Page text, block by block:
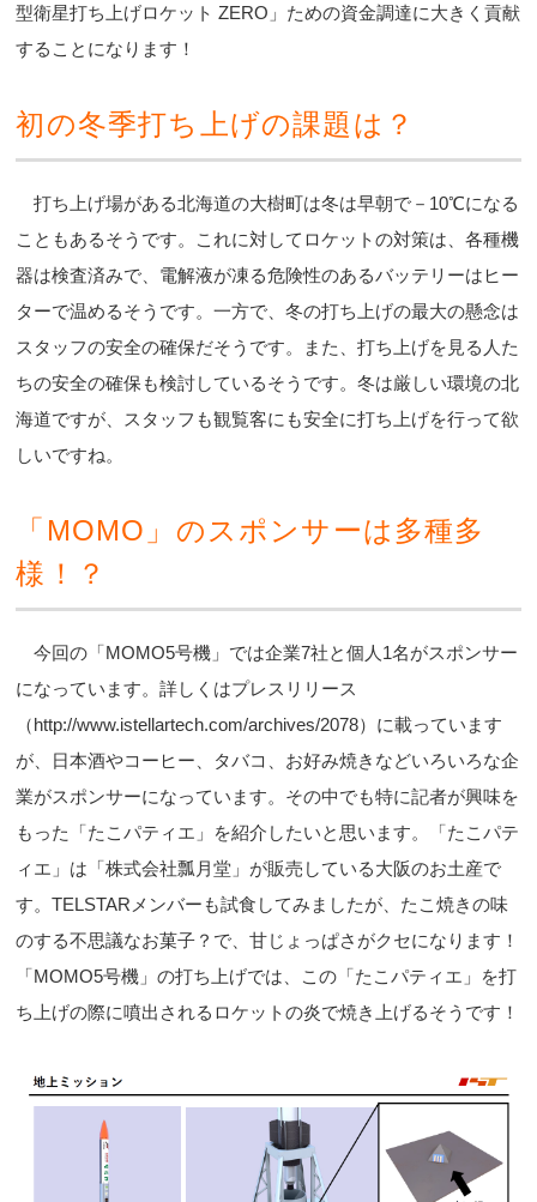
型衛星打ち上げロケット ZERO」ための資金調達に大きく貢献
することになります！
初の冬季打ち上げの課題は？
打ち上げ場がある北海道の大樹町は冬は早朝で－10℃になる
こともあるそうです。これに対してロケットの対策は、各種機
器は検査済みで、電解液が凍る危険性のあるバッテリーはヒー
ターで温めるそうです。一方で、冬の打ち上げの最大の懸念は
スタッフの安全の確保だそうです。また、打ち上げを見る人た
ちの安全の確保も検討しているそうです。冬は厳しい環境の北
海道ですが、スタッフも観覧客にも安全に打ち上げを行って欲
しいですね。
「MOMO」のスポンサーは多種多
様！？
今回の「MOMO5号機」では企業7社と個人1名がスポンサー
になっています。詳しくはプレスリリース
（http://www.istellartech.com/archives/2078）に載っています
が、日本酒やコーヒー、タバコ、お好み焼きなどいろいろな企
業がスポンサーになっています。その中でも特に記者が興味を
もった「たこパティエ」を紹介したいと思います。「たこパテ
ィエ」は「株式会社瓢月堂」が販売している大阪のお土産で
す。TELSTARメンバーも試食してみましたが、たこ焼きの味
のする不思議なお菓子？で、甘じょっぱさがクセになります！
「MOMO5号機」の打ち上げでは、この「たこパティエ」を打
ち上げの際に噴出されるロケットの炎で焼き上げるそうです！